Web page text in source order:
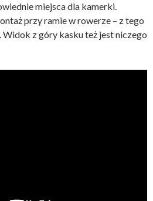
miejsca dla kamerki.
przy ramie w rowerze – z tego
Widok z góry kasku też jest niczego